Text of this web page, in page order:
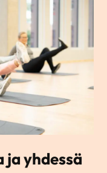
yhdessä